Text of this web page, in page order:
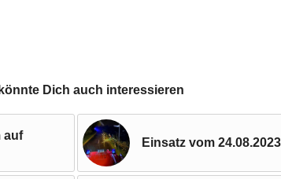
Dich auch interessieren
auf
Einsatz vom